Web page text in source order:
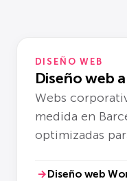
DISEÑO WEB
Diseño web
Webs
medida en
optimizadas
Diseño web